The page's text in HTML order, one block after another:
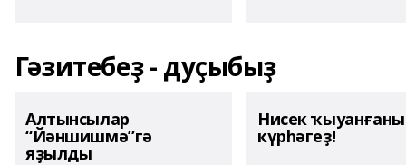
Гәзитебеҙ - дуҫыбыҙ
Алтынсылар
“Йәншишмә”гә
яҙылды
Нисек
күрһәгеҙ!